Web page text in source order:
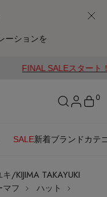
ーションを
SALEスタート！ 総勢220
SALE新着ブランド カテ
0
/KIJIMA TAKAYUKI
フ
ハット